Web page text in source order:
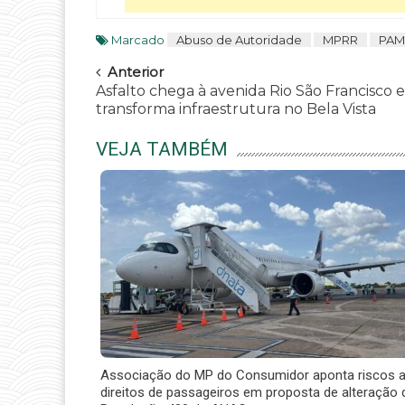
Marcado Abuso de Autoridade MPRR
Navegar
Anterior
Asfalto chega à avenida Rio São Francisco e
transforma infraestrutura no Bela Vista
VEJA TAMBÉM
Associação do MP do Consumidor aponta riscos a
direitos de passageiros em proposta de alteração